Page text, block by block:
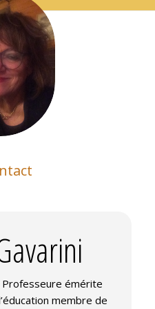
ci-dessous
émérite
membre de